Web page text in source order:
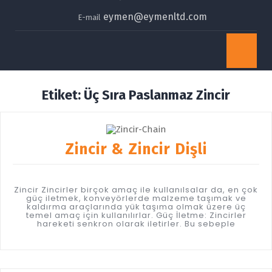
E-mail eymen@eymenltd.com
Etiket: Üç Sıra Paslanmaz Zincir
Zincir & Zincir Dişli
Zincir Zincirler birçok amaç ile kullanılsalar da, en çok
güç iletmek, konveyörlerde malzeme taşımak ve
kaldırma araçlarında yük taşıma olmak üzere üç
temel amaç için kullanılırlar. Güç İletme: Zincirler
hareketi senkron olarak iletirler. Bu sebeple